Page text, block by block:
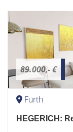
89.000,- €
Fürth
HEGERICH: